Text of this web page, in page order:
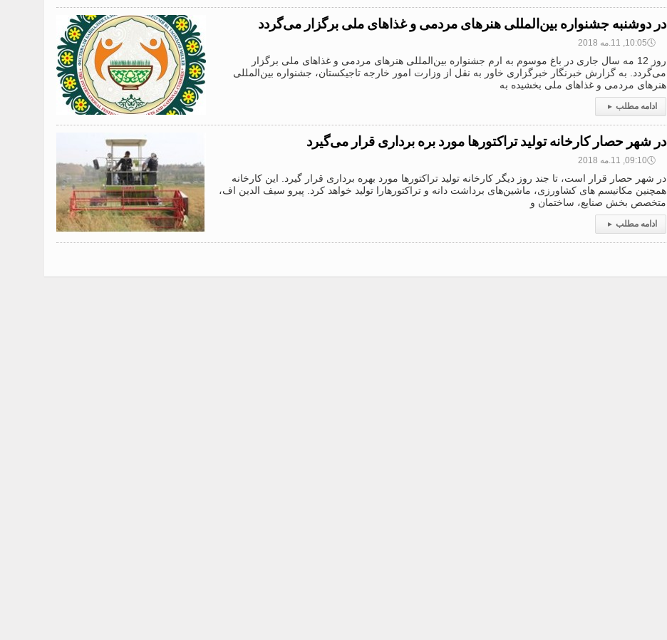
در دوشنبه جشنواره بین‌المللی هنرهای مردمی و غذاهای ملی برگزار می‌گردد
🕔10:05, 11.مه 2018
روز 12 مه سال جاری در باغ موسوم به ارم جشنواره بین‌المللی هنرهای مردمی و غذاهای ملی برگزار
می‌گردد. به گزارش خبرنگار خبرگزاری خاور به نقل از وزارت امور خارجه تاجیکستان، جشنواره بین‌المللی
هنرهای مردمی و غذاهای ملی بخشیده به
ادامه مطلب ▸
در شهر حصار کارخانه تولید تراکتورها مورد بره برداری قرار می‌گیرد
🕔09:10, 11.مه 2018
در شهر حصار قرار است، تا جند روز دیگر کارخانه تولید تراکتورها مورد بهره برداری قرار گیرد. این کارخانه
همچنین مکانیسم های کشاورزی، ماشین‌های برداشت دانه و تراکتورهارا تولید خواهد کرد. پیرو سیف الدین اف،
متخصص بخش صنایع، ساختمان و
ادامه مطلب ▸